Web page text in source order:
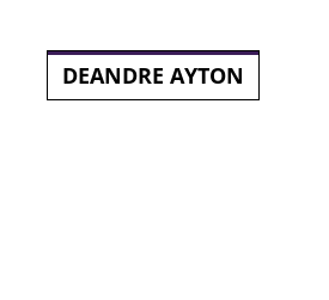
DEANDRE AYTON